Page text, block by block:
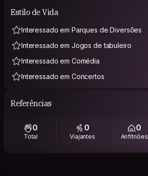
Estilo de Vida
Interessado em Parques de Diversões
Interessado em Jogos de tabuleiro
Interessado em Comédia
Interessado em Concertos
Referências
0
Total
0
Viajantes
0
Anfitriões